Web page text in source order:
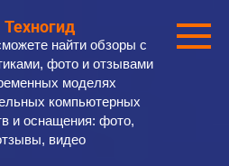
Техногид
найти обзоры с
фото и отзывами
моделях
компьютерных
и оснащения: фото,
видео